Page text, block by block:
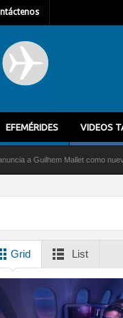
EFEMÉRIDES VIDEOS
Mallet como nuevo
Grid List